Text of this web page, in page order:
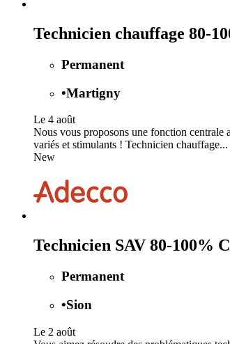
Technicien chauffage 80-
Permanent
•Martigny
Le 4 août
Nous vous proposons une fonction centrale
variés et stimulants ! Technicien chauffage...
New
Technicien SAV 80-100%
Permanent
•Sion
Le 2 août